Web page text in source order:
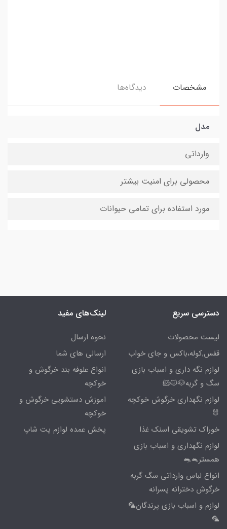
مشخصات دیدگاه‌ها
مدل
وارداتی
محصولی برای امنیت بیشتر
مورد استفاده برای تمامی حیوانات
دسترسی سریع
لیست محصولات
قفس,کوله،باکس و جای خواب
لوازم نگه داری و اسباب بازی
سگ و گربه🐶🐱🐹
لوازم نگهداری خرگوش خوکچه
🐰
خوراک تشویقی اسنک غذا
لوازم نگهداری و اسباب بازی
همستر🐁🐀
انواع لباس وارداتی سگ گربه
خرگوش دخترانه پسرانه
لوازم و اسباب بازی پرندگان🦜
🦜
لینک‌های مفید
نحوه ارسال
ارسالی های شما
انواع علوفه بند خرگوش و
خوکچه
اموزش دستشویی خرگوش و
خوکچه
پخش عمده لوازم پت شاپ